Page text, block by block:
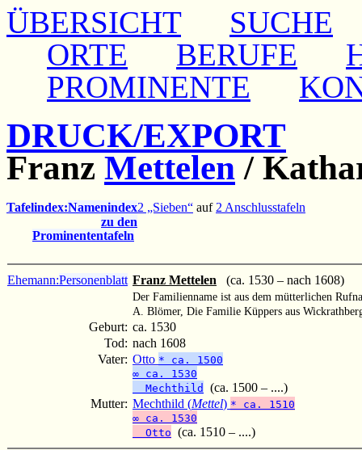
ÜBERSICHT
SUCHE
ORTE
BERUFE
PROMINENTE
DRUCK/EXPORT
Franz Mettelen /
Tafelindex:Namenindex
zu den
Prominententafeln
2 „Sieben“ auf 2 Anschlusstafeln
Ehemann:Personenblatt Franz Mettelen (ca. 1530 – nach 1608)
Der Familienname ist aus dem mütterlichen
A. Blömer, Die Familie Küppers aus
Geburt: ca. 1530
Tod: nach 1608
Vater: Otto * ca. 1500
∞ ca. 1530
Mechthild
(ca. 1500 – ....)
Mutter: Mechthild (Mettel) * ca. 1510
∞ ca. 1530
Otto (ca. 1510 – ....)